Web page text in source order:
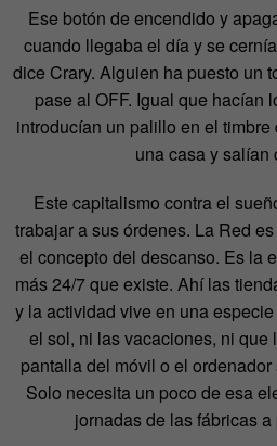
Ese botón de encendido y
cuando llegaba el día y se
dice Crary. Alguien ha puesto un
pase al OFF. Igual que hacían
introducían un palillo en el
una casa y salían
Este capitalismo contra el
trabajar a sus órdenes. La Red
el concepto del descanso. Es la
más 24/7 que existe. Ahí las
y la actividad vive en una
el sol, ni las vacaciones, ni que
pantalla del móvil o el
Solo necesita un poco de esa
jornadas de las fábricas